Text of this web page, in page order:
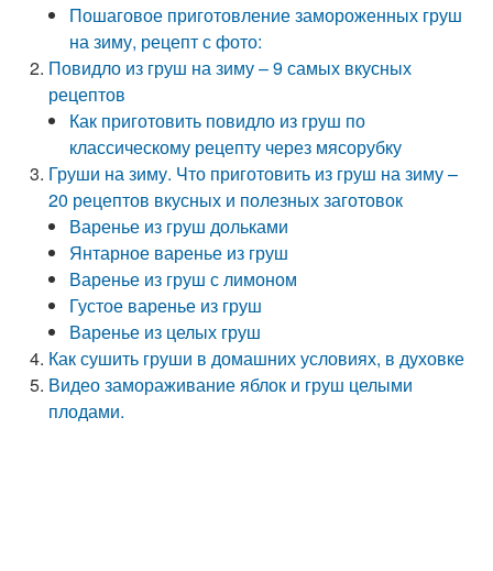
Пошаговое приготовление замороженных груш
на зиму, рецепт с фото:
Повидло из груш на зиму – 9 самых вкусных
рецептов
Как приготовить повидло из груш по
классическому рецепту через мясорубку
Груши на зиму. Что приготовить из груш на зиму –
20 рецептов вкусных и полезных заготовок
Варенье из груш дольками
Янтарное варенье из груш
Варенье из груш с лимоном
Густое варенье из груш
Варенье из целых груш
Как сушить груши в домашних условиях, в духовке
Видео замораживание яблок и груш целыми
плодами.